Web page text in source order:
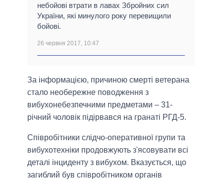
небойові втрати в лавах Збройних сил
України, які минулого року перевищили
бойові.
26 червня 2017, 10:47
За інформацією, причиною смерті ветерана
стало необережне поводження з
вибухонебезпечними предметами – 31-
річний чоловік підірвався на гранаті РГД-5.
Співробітники слідчо-оперативної групи та
вибухотехніки продовжують з'ясовувати всі
деталі інциденту з вибухом. Вказується, що
загиблий був співробітником органів